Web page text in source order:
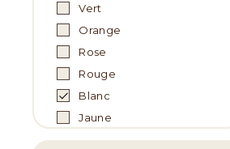
Vert
Orange
Rose
Rouge
Blanc
Jaune